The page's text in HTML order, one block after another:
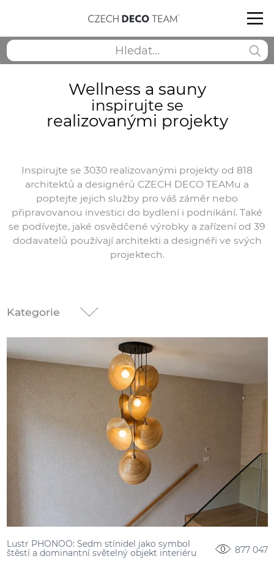
Wellness a sauny
inspirujte se
realizovanými projekty
Inspirujte se 3030 realizovanými projekty od 818
architektů a designérů CZECH DECO TEAMu a
poptejte jejich služby pro váš záměr nebo
připravovanou investici do bydlení i podnikání. Také
se podívejte, jaké osvědčené výrobky a zařízení od 39
dodavatelů používají architekti a designéři ve svých
projektech.
Kategorie
Lustr PHONOO: Sedm stínidel jako symbol
štěstí a dominantní světelný objekt interiéru
877 047